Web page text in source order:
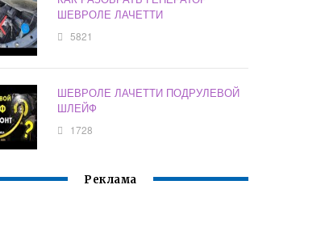
ШЕВРОЛЕ ЛАЧЕТТИ
5821
ШЕВРОЛЕ ЛАЧЕТТИ ПОДРУЛЕВОЙ
ШЛЕЙФ
1728
Реклама